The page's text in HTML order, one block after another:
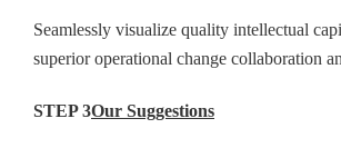
Seamlessly visualize quality intellectual
superior operational change collaboration
STEP 3Our Suggestions